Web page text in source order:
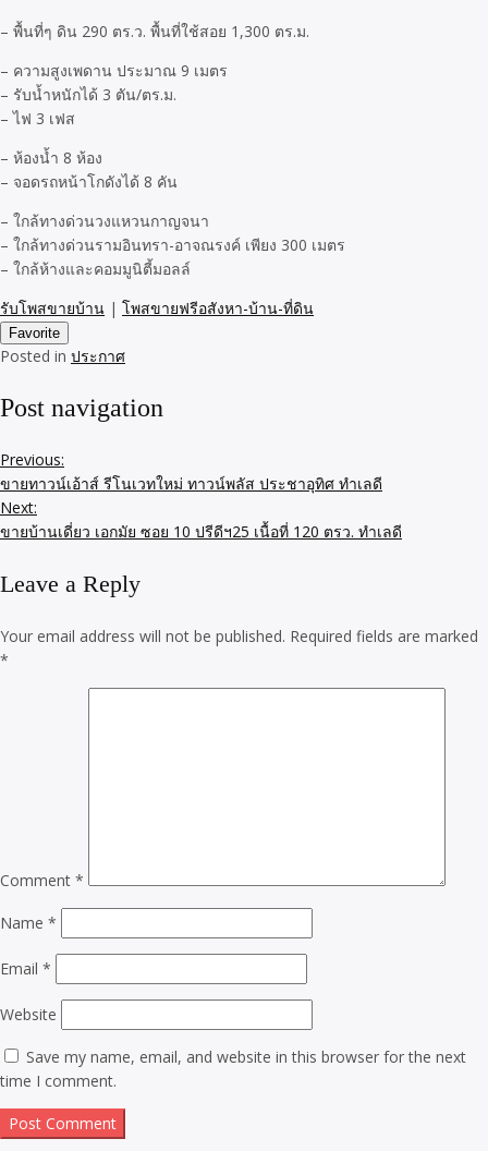
– พื้นที่ๆ ดิน 290 ตร.ว. พื้นที่ใช้สอย 1,300 ตร.ม.
– ความสูงเพดาน ประมาณ 9 เมตร
– รับน้ำหนักได้ 3 ตัน/ตร.ม.
– ไฟ 3 เฟส
– ห้องน้ำ 8 ห้อง
– จอดรถหน้าโกดังได้ 8 คัน
– ใกล้ทางด่วนวงแหวนกาญจนา
– ใกล้ทางด่วนรามอินทรา-อาจณรงค์ เพียง 300 เมตร
– ใกล้ห้างและคอมมูนิตี้มอลล์
รับโพสขายบ้าน | โพสขายฟรีอสังหา-บ้าน-ที่ดิน
Favorite
Posted in ประกาศ
Post navigation
Previous:
ขายทาวน์เอ้าส์ รีโนเวทใหม่ ทาวน์พลัส ประชาอุทิศ ทำเลดี
Next:
ขายบ้านเดี่ยว เอกมัย ซอย 10 ปรีดีฯ25 เนื้อที่ 120 ตรว. ทำเลดี
Leave a Reply
Your email address will not be published. Required fields are marked
*
Comment *
Name *
Email *
Website
Save my name, email, and website in this browser for the next
time I comment.